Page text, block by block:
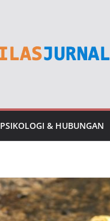
PSIKOLOGI & HUBUNGAN